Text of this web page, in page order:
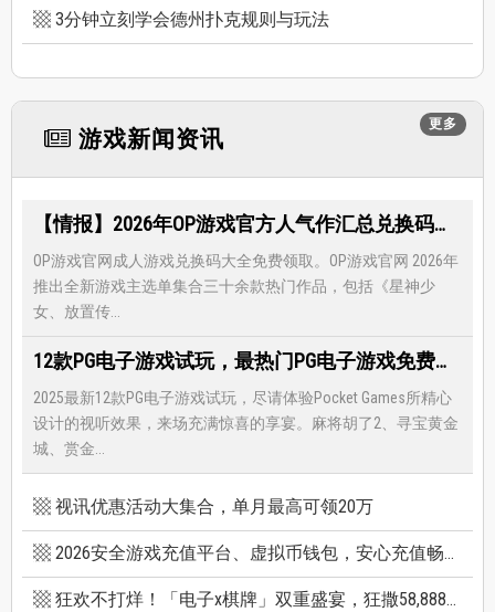
3分钟立刻学会德州扑克规则与玩法
更多
游戏新闻资讯
【情报】2026年OP游戏官方人气作汇总兑换码大全，限时免费礼包领取-每月更新
OP游戏官网成人游戏兑换码大全免费领取。OP游戏官网 2026年
推出全新游戏主选单集合三十余款热门作品，包括《星神少
女、放置传...
12款PG电子游戏试玩，最热门PG电子游戏免费试玩，还有超多福利等著你
2025最新12款PG电子游戏试玩，尽请体验Pocket Games所精心
设计的视听效果，来场充满惊喜的享宴。麻将胡了2、寻宝黄金
城、赏金...
视讯优惠活动大集合，单月最高可领20万
2026安全游戏充值平台、虚拟币钱包，安心充值畅快游戏
狂欢不打烊！「电子x棋牌」双重盛宴，狂撒58,888巨额红利